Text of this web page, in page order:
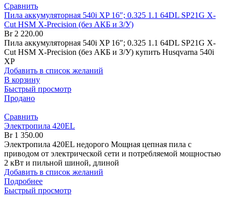
Сравнить
Пила аккумуляторная 540i XP 16″; 0.325 1.1 64DL SP21G X-
Cut HSM X-Precision (без АКБ и З/У)
Br2 220.00
Пила аккумуляторная 540i XP 16″; 0.325 1.1 64DL SP21G X-
Cut HSM X-Precision (без АКБ и З/У) купить Husqvarna 540i
XP
Добавить в список желаний
В корзину
Быстрый просмотр
Продано
Сравнить
Электропила 420EL
Br1 350.00
Электропила 420EL недорого Мощная цепная пила с
приводом от электрической сети и потребляемой мощностью
2 кВт и пильной шиной, длиной
Добавить в список желаний
Подробнее
Быстрый просмотр